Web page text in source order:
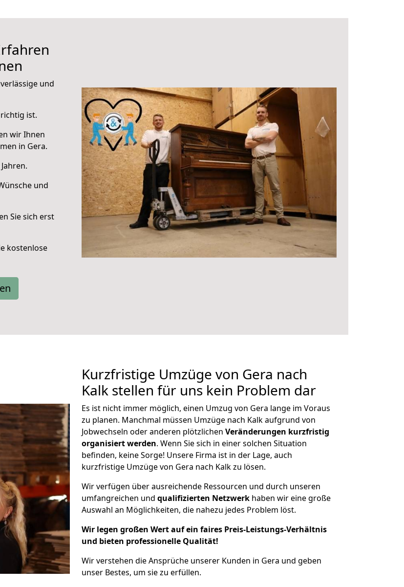
und
ist.
wir Ihnen
in Gera.
und
Sie sich erst
kostenlose
Kurzfristige Umzüge von Gera nach
Kalk stellen für uns kein Problem dar
Es ist nicht immer möglich, einen Umzug von Gera lange im Voraus
zu planen. Manchmal müssen Umzüge nach Kalk aufgrund von
Jobwechseln oder anderen plötzlichen Veränderungen kurzfristig
organisiert werden. Wenn Sie sich in einer solchen Situation
befinden, keine Sorge! Unsere Firma ist in der Lage, auch
kurzfristige Umzüge von Gera nach Kalk zu lösen.
Wir verfügen über ausreichende Ressourcen und durch unseren
umfangreichen und qualifizierten Netzwerk haben wir eine große
Auswahl an Möglichkeiten, die nahezu jedes Problem löst.
Wir legen großen Wert auf ein faires Preis-Leistungs-Verhältnis
und bieten professionelle Qualität!
Wir verstehen die Ansprüche unserer Kunden in Gera und geben
unser Bestes, um sie zu erfüllen.